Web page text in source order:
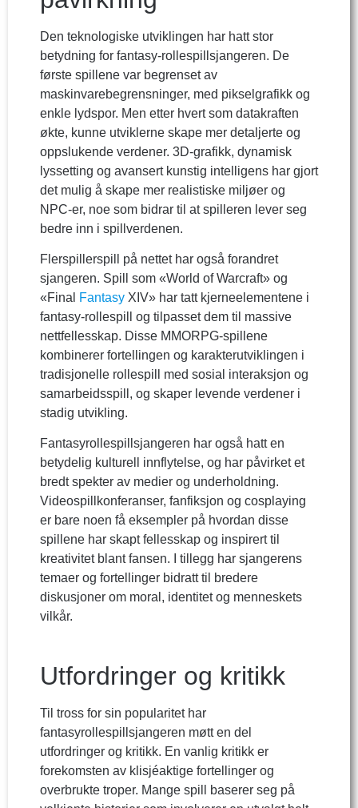
Den teknologiske utviklingen har hatt stor
betydning for fantasy-rollespillsjangeren. De
første spillene var begrenset av
maskinvarebegrensninger, med pikselgrafikk og
enkle lydspor. Men etter hvert som datakraften
økte, kunne utviklerne skape mer detaljerte og
oppslukende verdener. 3D-grafikk, dynamisk
lyssetting og avansert kunstig intelligens har gjort
det mulig å skape mer realistiske miljøer og
NPC-er, noe som bidrar til at spilleren lever seg
bedre inn i spillverdenen.
Flerspillerspill på nettet har også forandret
sjangeren. Spill som «World of Warcraft» og
«Final
Fantasy XIV» har tatt kjerneelementene i
fantasy-rollespill og tilpasset dem til massive
nettfellesskap. Disse MMORPG-spillene
kombinerer fortellingen og karakterutviklingen i
tradisjonelle rollespill med sosial interaksjon og
samarbeidsspill, og skaper levende verdener i
stadig utvikling.
Fantasyrollespillsjangeren har også hatt en
betydelig kulturell innflytelse, og har påvirket et
bredt spekter av medier og underholdning.
Videospillkonferanser, fanfiksjon og cosplaying
er bare noen få eksempler på hvordan disse
spillene har skapt fellesskap og inspirert til
kreativitet blant fansen. I tillegg har sjangerens
temaer og fortellinger bidratt til bredere
diskusjoner om moral, identitet og menneskets
vilkår.
Utfordringer og kritikk
Til tross for sin popularitet har
fantasyrollespillsjangeren møtt en del
utfordringer og kritikk. En vanlig kritikk er
forekomsten av klisjéaktige fortellinger og
overbrukte troper. Mange spill baserer seg på